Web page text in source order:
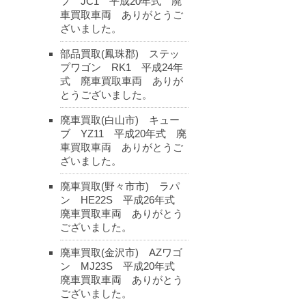
車買取車両 ありがとうご
ざいました。
部品買取(鳳珠郡) ステッ
プワゴン RK1 平成24年
式 廃車買取車両 ありが
とうございました。
廃車買取(白山市) キュー
ブ YZ11 平成20年式 廃
車買取車両 ありがとうご
ざいました。
廃車買取(野々市市) ラパ
ン HE22S 平成26年式
廃車買取車両 ありがとう
ございました。
廃車買取(金沢市) AZワゴ
ン MJ23S 平成20年式
廃車買取車両 ありがとう
ございました。